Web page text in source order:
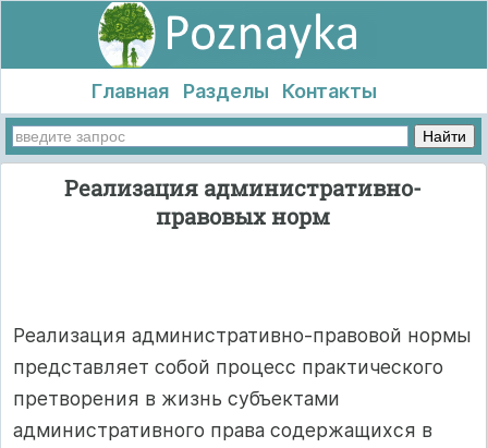
Главная Разделы Контакты
Реализация административно-
правовых норм
Реализация административно-правовой нормы
представляет собой процесс практического
претворения в жизнь субъектами
административного права содержащихся в